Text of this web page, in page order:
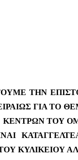
ΤΗΝ
ΓΙΑ ΤΟ
ΚΕΝΤΡΩΝ ΤΟΥ
ΚΥΛΙΚΕΙΟΥ